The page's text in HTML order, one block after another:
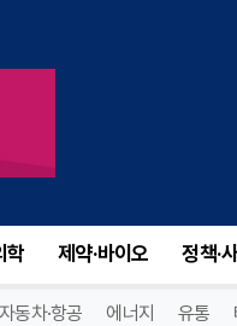
학 제약·바이오 정책·
자동차·항공 에너지 유통